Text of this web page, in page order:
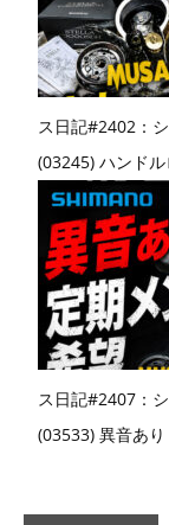
ス日記#2402：
(03245) ハンド
ス日記#2407：
(03533) 異音あ